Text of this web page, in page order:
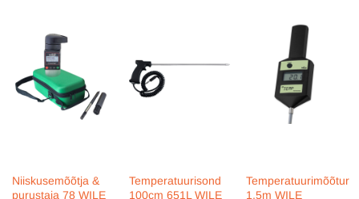
Niiskusemõõtja &
purustaja 78 WILE
Temperatuurisond
100cm 651L WILE
Temperatuurimõõtur
1,5m WILE